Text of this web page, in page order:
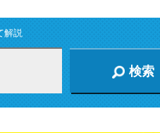
解説
検索